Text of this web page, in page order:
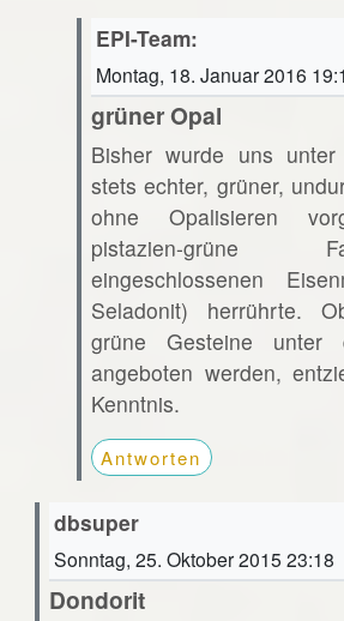
EPI-Team:
Montag, 18. Januar 2016
grüner Opal
Bisher wurde uns
stets echter, grüner,
ohne Opalisieren
pistazien-grüne
eingeschlossenen
Seladonit) herrührte.
grüne Gesteine unter
angeboten werden,
Kenntnis.
Antworten
dbsuper
Sonntag, 25. Oktober 2015 23:18
Dondorit